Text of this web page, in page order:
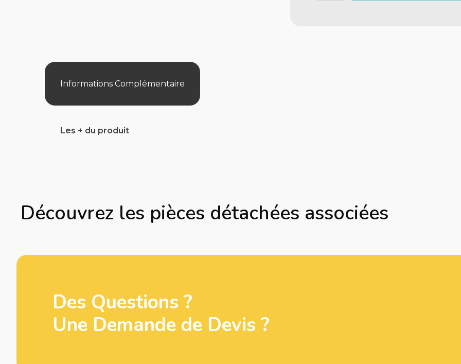
Informations Complémentaire
Les + du produit
Découvrez les pièces détachées associées
Des Questions ?
Une Demande de Devis ?